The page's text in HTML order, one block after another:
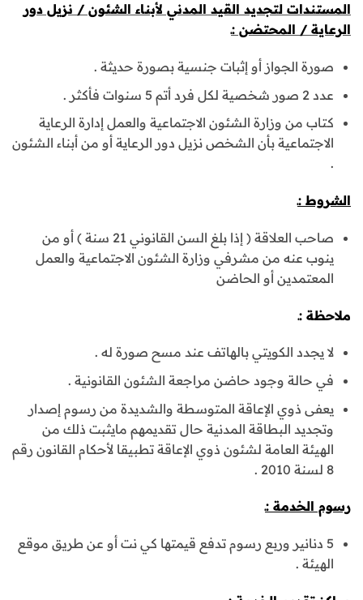
المستندات لتجديد القيد المدني لأبناء الشئون / نزيل دور
الرعاية / المحتضن :ـ
صورة الجواز أو إثبات جنسية بصورة حديثة .
عدد 2 صور شخصية لكل فرد أتم 5 سنوات فأكثر .
كتاب من وزارة الشئون الاجتماعية والعمل إدارة الرعاية
الاجتماعية بأن الشخص نزيل دور الرعاية أو من أبناء الشئون
.
الشروط :ـ
صاحب العلاقة ( إذا بلغ السن القانوني 21 سنة ) أو من
ينوب عنه من مشرفي وزارة الشئون الاجتماعية والعمل
المعتمدين أو الحاضن
ملاحظة :ـ
لا يجدد الكويتي بالهاتف عند مسح صورة له .
في حالة وجود حاضن مراجعة الشئون القانونية .
يعفى ذوي الإعاقة المتوسطة والشديدة من رسوم إصدار
وتجديد البطاقة المدنية حال تقديمهم مايثبت ذلك من
الهيئة العامة لشئون ذوي الإعاقة تطبيقا لأحكام القانون رقم
8 لسنة 2010 .
رسوم الخدمة :ـ
5 دنانير وربع رسوم تدفع قيمتها كي نت أو عن طريق موقع
الهيئة .